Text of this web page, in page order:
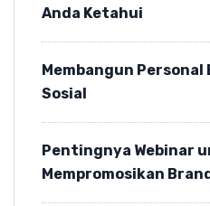
Anda Ketahui
Membangun
Sosial
Pentingnya Webinar
Mempromosikan